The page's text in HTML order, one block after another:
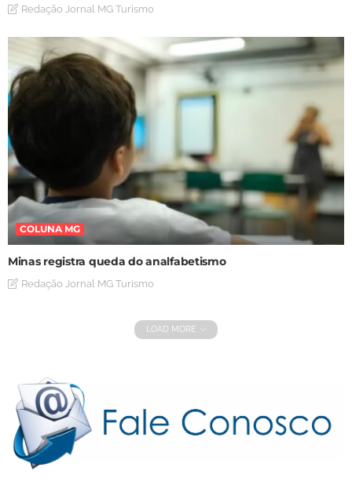
Redação Jornal MG Turismo
COLUNA MG
Minas registra queda do analfabetismo
Redação Jornal MG Turismo
LOAD MORE